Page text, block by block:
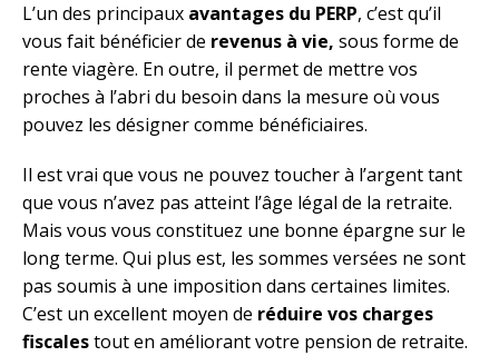
L’un des principaux avantages du PERP, c’est qu’il
vous fait bénéficier de revenus à vie, sous forme de
rente viagère. En outre, il permet de mettre vos
proches à l’abri du besoin dans la mesure où vous
pouvez les désigner comme bénéficiaires.
Il est vrai que vous ne pouvez toucher à l’argent tant
que vous n’avez pas atteint l’âge légal de la retraite.
Mais vous vous constituez une bonne épargne sur le
long terme. Qui plus est, les sommes versées ne sont
pas soumis à une imposition dans certaines limites.
C’est un excellent moyen de réduire vos charges
fiscalestout en améliorant votre pension de retraite.